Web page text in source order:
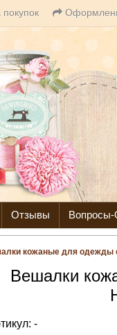
покупок
Отзывы
кожаные для одежды
Вешалки
-